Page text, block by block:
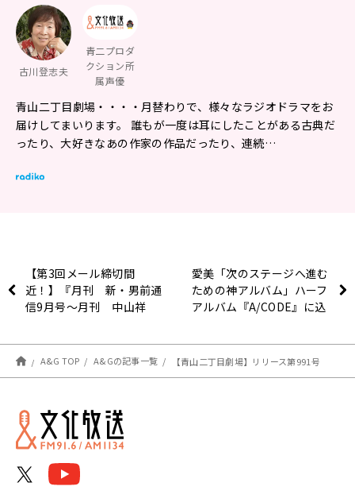
古川登志夫
青二プロダ
クション所
属声優
青山二丁目劇場・・・・月替わりで、様々なラジオドラマをお
届けしてまいります。 誰もが一度は耳にしたことがある古典だ
ったり、大好きなあの作家の作品だったり、連続…
【第3回メール締切間
近！】『月刊 新・男前通
信9月号～月刊 中山祥
愛美「次のステージへ進む
ための神アルバム」ハーフ
アルバム『A/CODE』に込
A&G TOP A&Gの記事一覧 【青山二丁目劇場】リリース第991号